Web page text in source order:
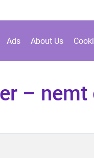
Ads About Us
–